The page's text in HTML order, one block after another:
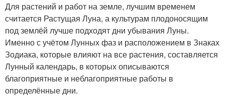
Для растений и работ на земле, лучшим временем
считается Растущая Луна, а культурам плодоносящим
под землёй лучше подходят дни убывания Луны.
Именно с учётом Лунных фаз и расположением в Знаках
Зодиака, которые влияют на все растения, составляется
Лунный календарь, в которых описываются
благоприятные и неблагоприятные работы в
определённые дни.